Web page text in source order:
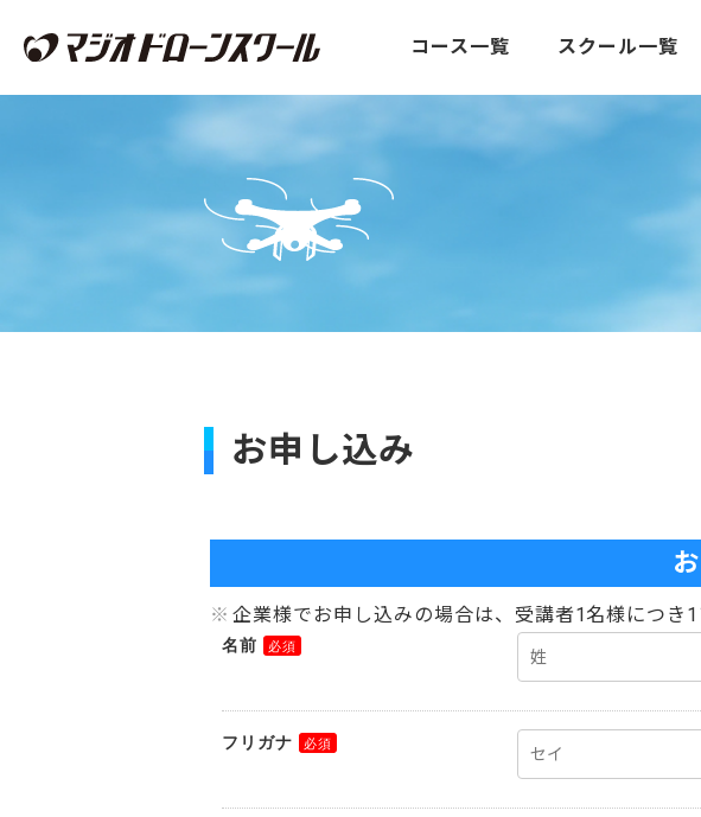
コース一覧 スクール一覧
お申し込み
企業様でお申し込みの場合は、受講者1名様につき
名前
フリガナ